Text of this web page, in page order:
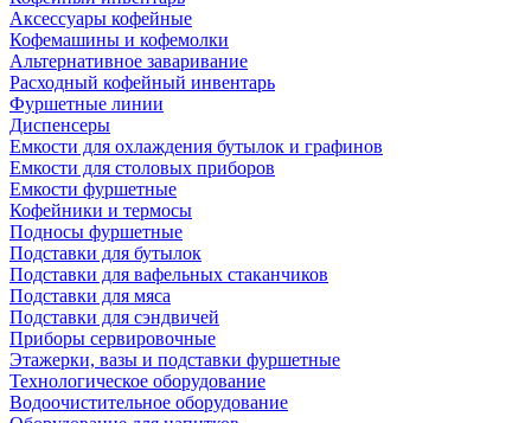
Аксессуары кофейные
Кофемашины и кофемолки
Альтернативное заваривание
Расходный кофейный инвентарь
Фуршетные линии
Диспенсеры
Емкости для охлаждения бутылок и графинов
Емкости для столовых приборов
Емкости фуршетные
Кофейники и термосы
Подносы фуршетные
Подставки для бутылок
Подставки для вафельных стаканчиков
Подставки для мяса
Подставки для сэндвичей
Приборы сервировочные
Этажерки, вазы и подставки фуршетные
Технологическое оборудование
Водоочистительное оборудование